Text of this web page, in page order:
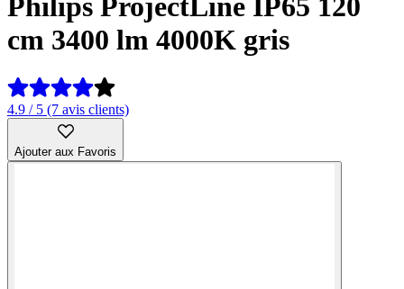
Philips ProjectLine IP65 120
cm 3400 lm 4000K gris
4.9 / 5 (7 avis clients)
Ajouter aux Favoris